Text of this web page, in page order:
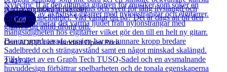
Andra populära produkter
Cort
Cort AD810 Left Handed Open Pore
2 417kr